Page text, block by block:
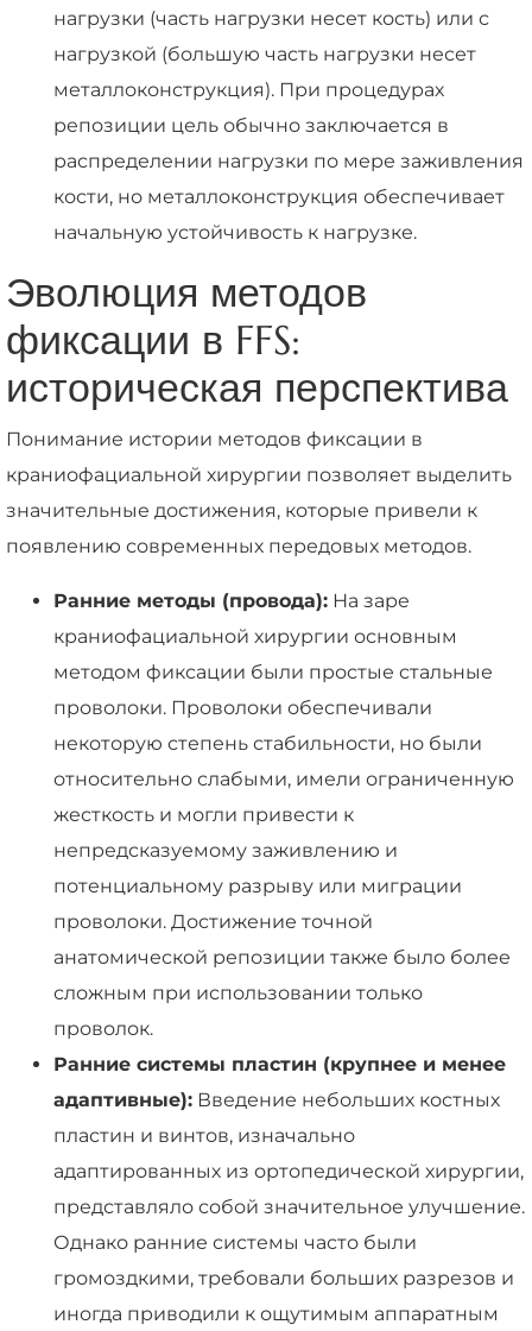
нагрузки (часть нагрузки несет кость) или с
нагрузкой (большую часть нагрузки несет
металлоконструкция). При процедурах
репозиции цель обычно заключается в
распределении нагрузки по мере заживления
кости, но металлоконструкция обеспечивает
начальную устойчивость к нагрузке.
Эволюция методов
фиксации в FFS:
историческая перспектива
Понимание истории методов фиксации в
краниофациальной хирургии позволяет выделить
значительные достижения, которые привели к
появлению современных передовых методов.
Ранние методы (провода): На заре
краниофациальной хирургии основным
методом фиксации были простые стальные
проволоки. Проволоки обеспечивали
некоторую степень стабильности, но были
относительно слабыми, имели ограниченную
жесткость и могли привести к
непредсказуемому заживлению и
потенциальному разрыву или миграции
проволоки. Достижение точной
анатомической репозиции также было более
сложным при использовании только
проволок.
Ранние системы пластин (крупнее и менее
адаптивные): Введение небольших костных
пластин и винтов, изначально
адаптированных из ортопедической хирургии,
представляло собой значительное улучшение.
Однако ранние системы часто были
громоздкими, требовали больших разрезов и
иногда приводили к ощутимым аппаратным